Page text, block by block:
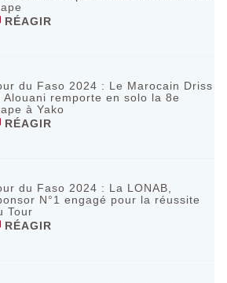
RÉAGIR
du Faso 2024 : Le Marocain Driss
Alouani remporte en solo la 8e
à Yako
RÉAGIR
du Faso 2024 : La LONAB,
N°1 engagé pour la réussite
Tour
RÉAGIR